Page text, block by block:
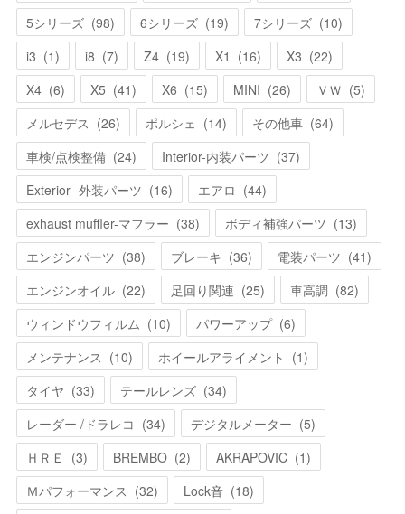
5シリーズ (98) 6シリーズ (19) 7シリーズ (10)
i3 (1) i8 (7) Z4 (19) X1 (16) X3 (22)
X4 (6) X5 (41) X6 (15) MINI (26) ＶＷ (5)
メルセデス (26) ポルシェ (14) その他車 (64)
車検/点検整備 (24) Interior-内装パーツ (37)
Exterior -外装パーツ (16) エアロ (44)
exhaust muffler-マフラー (38) ボディ補強パーツ (13)
エンジンパーツ (38) ブレーキ (36) 電装パーツ (41)
エンジンオイル (22) 足回り関連 (25) 車高調 (82)
ウィンドウフィルム (10) パワーアップ (6)
メンテナンス (10) ホイールアライメント (1)
タイヤ (33) テールレンズ (34)
レーダー /ドラレコ (34) デジタルメーター (5)
ＨＲＥ
(3) BREMBO (2) AKRAPOVIC (1)
Ｍパフォーマンス (32) Lock音 (18)